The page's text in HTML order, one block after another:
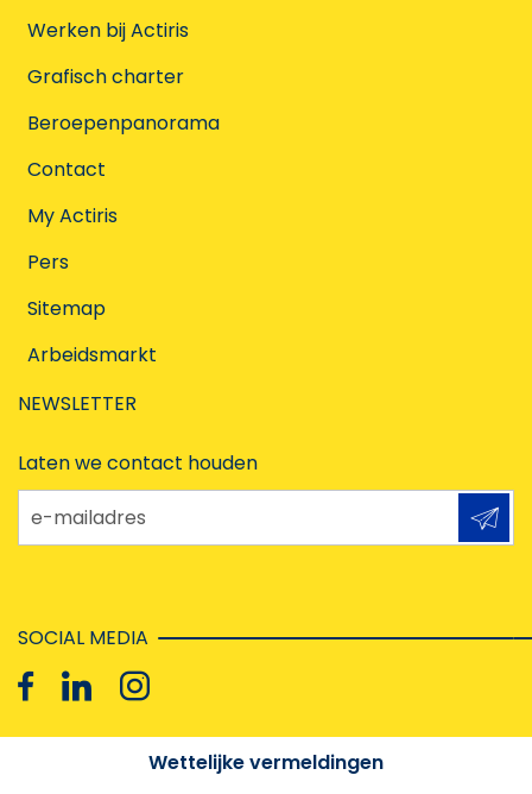
Werken bij Actiris
Grafisch charter
Beroepenpanorama
Contact
My Actiris
Pers
Sitemap
Arbeidsmarkt
NEWSLETTER
Laten we contact houden
e-mailadres
SOCIAL MEDIA
Wettelijke vermeldingen